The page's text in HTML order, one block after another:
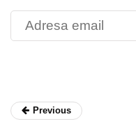
Previous